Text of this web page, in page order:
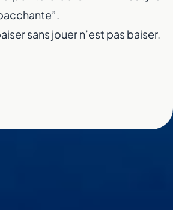
sans jouer n’est pas baiser.